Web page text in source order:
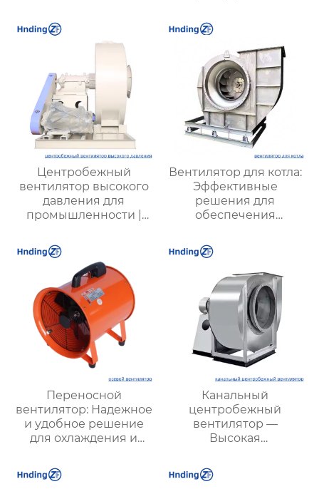
вентиляции шахт
Центробежный
вентилятор высокого
давления для
промышленности |
эффективность,
надежность и
долговечность |
Купить вентиляцию
для металлургии,
химической и
горнодобывающей
промышленности
Вентилятор для котла:
Эффективные
решения для
обеспечения
котлов в
промышленности
Переносной
вентилятор: Надежное
и удобное решение
для охлаждения и
условиях
Канальный
центробежный
вентилятор —
Высокая
надежность для
вентиляции вашего